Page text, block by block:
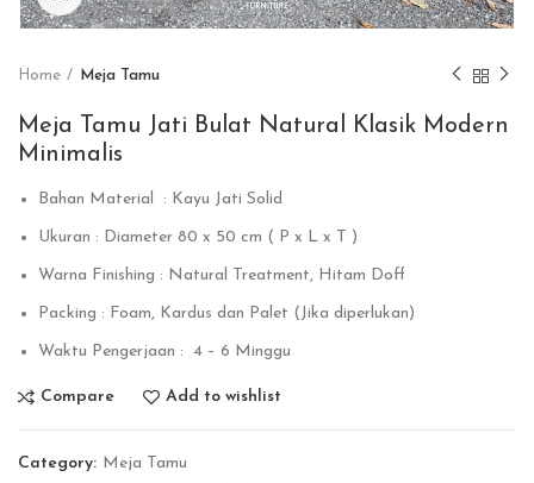
Home Meja Tamu
Meja Tamu Jati Bulat Natural Klasik Modern
Minimalis
Bahan Material : Kayu Jati Solid
Ukuran : Diameter 80 x 50 cm ( P x L x T )
Warna Finishing : Natural Treatment, Hitam Doff
Packing : Foam, Kardus dan Palet (Jika diperlukan)
Waktu Pengerjaan : 4 – 6 Minggu
Compare Add to wishlist
Category: Meja Tamu